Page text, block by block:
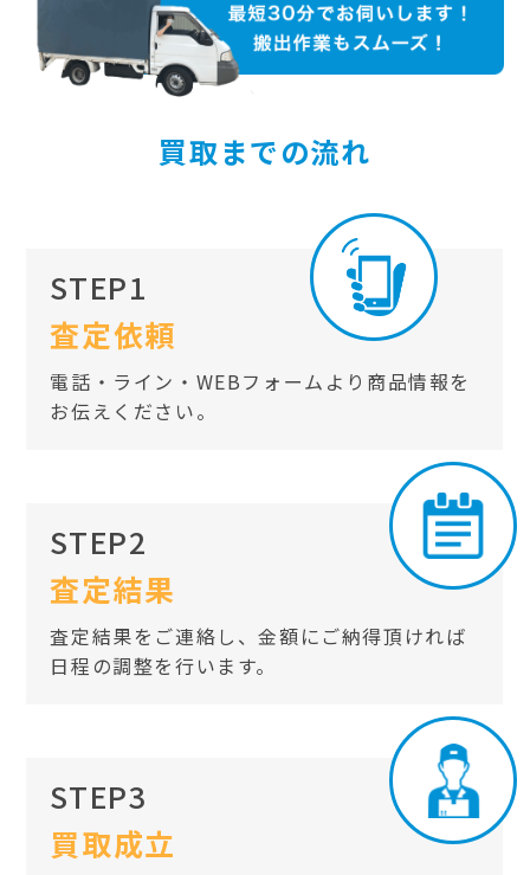
買取までの流れ
STEP1
査定依頼
電話・ライン・WEBフォームより商品情報を
お伝えください。
STEP2
査定結果
査定結果をご連絡し、金額にご納得頂ければ
日程の調整を行います。
STEP3
買取成立